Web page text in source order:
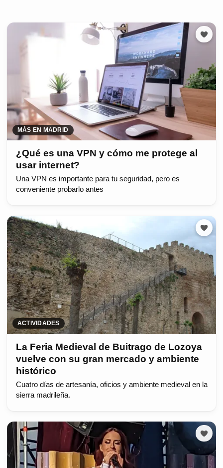
MÁS EN MADRID
¿Qué es una VPN y cómo me protege al
usar internet?
Una VPN es importante para tu seguridad, pero es
conveniente probarlo antes
ACTIVIDADES
La Feria Medieval de Buitrago de Lozoya
vuelve con su gran mercado y ambiente
histórico
Cuatro días de artesanía, oficios y ambiente medieval en la
sierra madrileña.